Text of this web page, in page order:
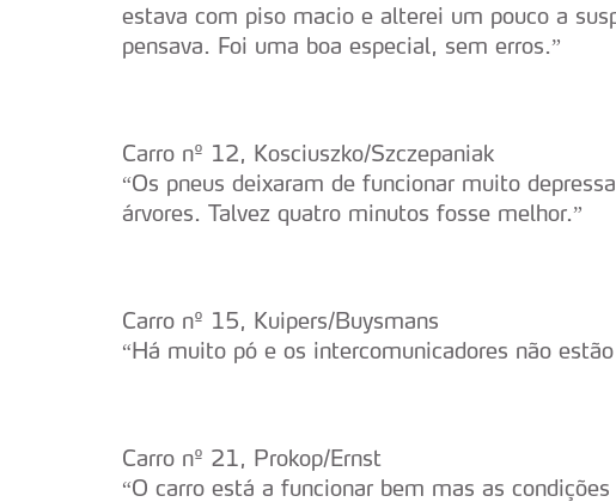
Consulte a política de cookies do site.
estava com piso macio e alterei um pouco a
pensava. Foi uma boa especial, sem erros.”
Carro nº 12, Kosciuszko/Szczepaniak
“Os pneus deixaram de funcionar muito
árvores. Talvez quatro minutos fosse melhor.”
Carro nº 15, Kuipers/Buysmans
“Há muito pó e os intercomunicadores não
Carro nº 21, Prokop/Ernst
“O carro está a funcionar bem mas as